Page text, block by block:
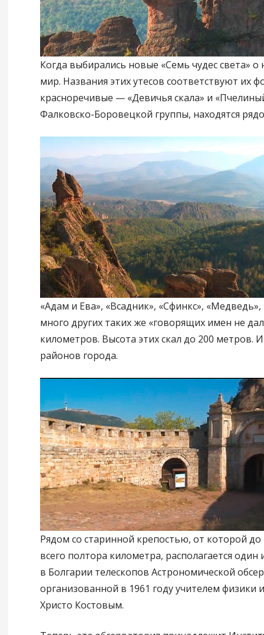
Когда выбирались новые «Семь чудес света» о
мир. Названия этих утесов соответствуют их
красноречивые — «Девичья скала» и
Фалковско-Боровецкой группы, находятся
«Адам и Ева», «Всадник», «Сфинкс»,
много других таких же «говорящих имен не
километров. Высота этих скал до 200 метров.
районов города.
Рядом со старинной крепостью, от которой
всего полтора километра, располагается
в Болгарии телескопов Астрономической
организованной в 1961 году учителем физики
Христо Костовым.